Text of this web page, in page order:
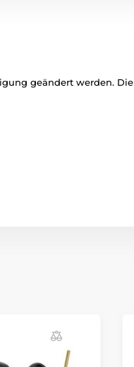
geändert werden. Die